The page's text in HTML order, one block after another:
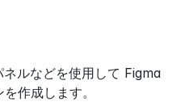
ルなどを使用して Figma
作成します。